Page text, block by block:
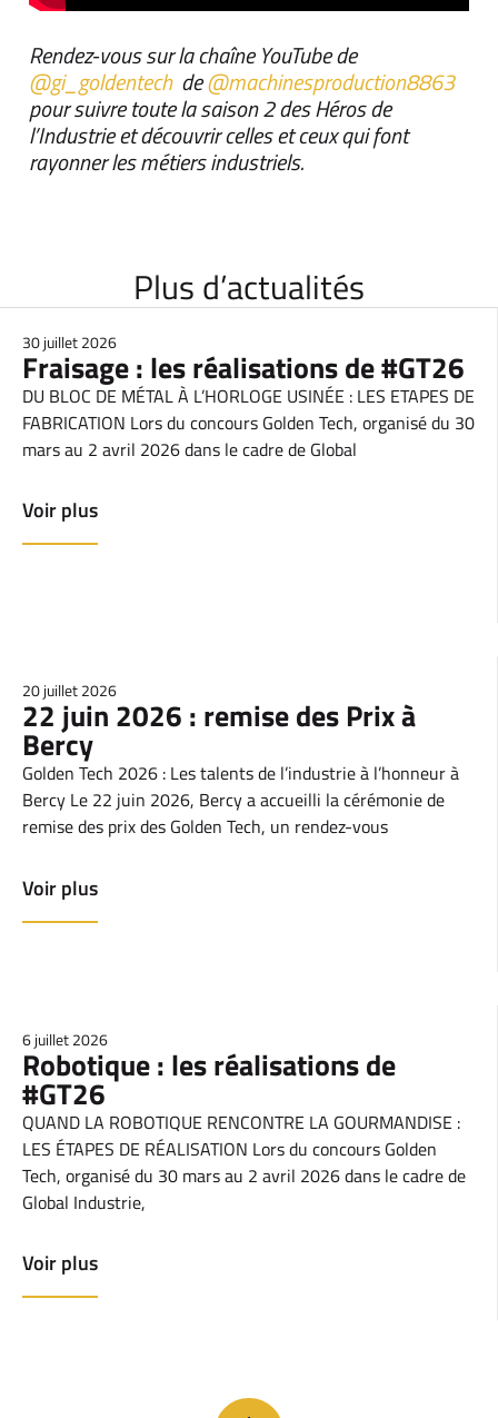
Rendez-vous sur la chaîne YouTube de
‪@gi_goldentech‬de‪@machinesproduction8863‬
pour suivre toute la saison 2 des Héros de
l’Industrie et découvrir celles et ceux qui font
rayonner les métiers industriels.
Plus d’actualités
30 juillet 2026
Fraisage : les réalisations de #GT26
DU BLOC DE MÉTAL À L’HORLOGE USINÉE : LES ETAPES DE
FABRICATION Lors du concours Golden Tech, organisé du 30
mars au 2 avril 2026 dans le cadre de Global
Voir plus
20 juillet 2026
22 juin 2026 : remise des Prix à
Bercy
Golden Tech 2026 : Les talents de l’industrie à l’honneur à
Bercy Le 22 juin 2026, Bercy a accueilli la cérémonie de
remise des prix des Golden Tech, un rendez-vous
Voir plus
6 juillet 2026
Robotique : les réalisations de
#GT26
QUAND LA ROBOTIQUE RENCONTRE LA GOURMANDISE :
LES ÉTAPES DE RÉALISATION Lors du concours Golden
Tech, organisé du 30 mars au 2 avril 2026 dans le cadre de
Global Industrie,
Voir plus